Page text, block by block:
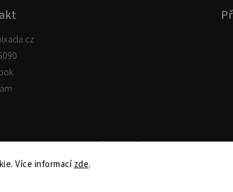
Více informacízde.
2026pixada.cz. Všechna práva vyhrazena.
Upravit nastavení cookies